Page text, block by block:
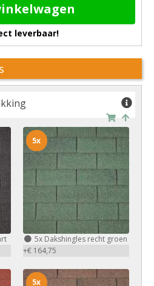
leverbaar!
5xDakshingles recht groen
+€ 164,75
5x
5x